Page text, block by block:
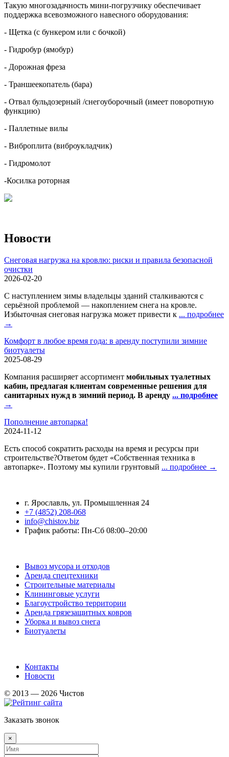
Такую многозадачность мини-погрузчику обеспечивает
поддержка всевозможного навесного оборудования:
- Щетка (с бункером или с бочкой)
- Гидробур (ямобур)
- Дорожная фреза
- Траншеекопатель (бара)
- Отвал бульдозерный /снегоуборочный (имеет поворотную
функцию)
- Паллетные вилы
- Виброплита (виброукладчик)
- Гидромолот
-Косилка роторная
Новости
Снеговая нагрузка на кровлю: риски и правила безопасной
очистки
2026-02-20
С наступлением зимы владельцы зданий сталкиваются с
серьёзной проблемой — накоплением снега на кровле.
Избыточная снеговая нагрузка может привести к ... подробнее
→
Комфорт в любое время года: в аренду поступили зимние
биотуалеты
2025-08-29
Компания расширяет ассортимент мобильных туалетных
кабин, предлагая клиентам современные решения для
санитарных нужд в зимний период. В аренду ... подробнее
→
Пополнение автопарка!
2024-11-12
Есть способ сократить расходы на время и ресурсы при
строительстве?Ответом будет «Собственная техника в
автопарке». Поэтому мы купили грунтовый ... подробнее →
г. Ярославль, ул. Промышленная 24
+7 (4852) 208-068
info@chistov.biz
График работы: Пн-Сб 08:00–20:00
Вывоз мусора и отходов
Аренда спецтехники
Строительные материалы
Клининговые услуги
Благоустройство территории
Аренда грязезащитных ковров
Уборка и вывоз снега
Биотуалеты
Контакты
Новости
© 2013 — 2026 Чистов
Заказать звонок
×